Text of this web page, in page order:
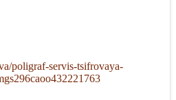
poligraf-servis-tsifrovaya-